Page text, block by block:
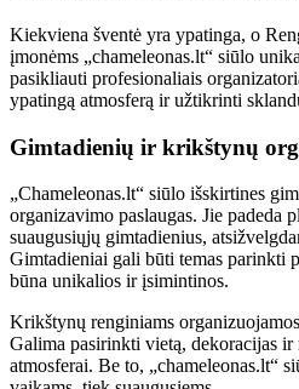
Kiekviena šventė yra ypatinga, o
įmonėms „chameleonas.lt“ siūlo
pasikliauti profesionaliais
ypatingą atmosferą ir užtikrinti
Gimtadienių ir krikštynų
„Chameleonas.lt“ siūlo išskirtines
organizavimo paslaugas. Jie padeda
suaugusiųjų gimtadienius,
Gimtadieniai gali būti temas parinkti
būna unikalios ir įsimintinos.
Krikštynų renginiams
Galima pasirinkti vietą, dekoracijas
atmosferai. Be to, „chameleonas.lt“